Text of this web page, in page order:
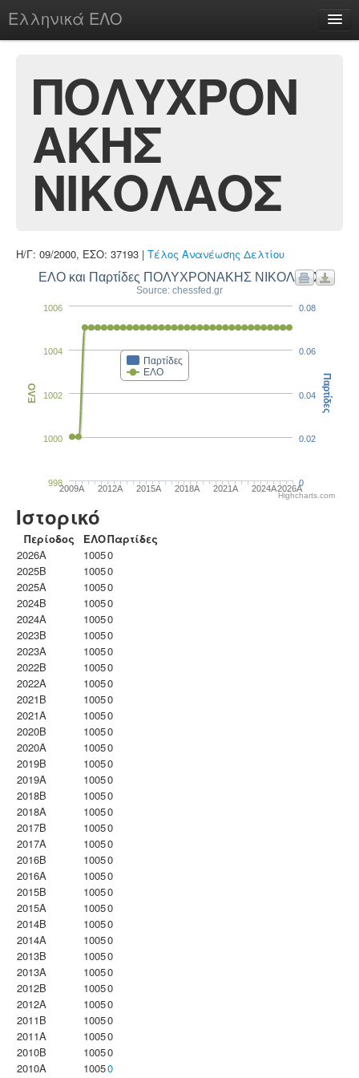
Ελληνικά ΕΛΟ
chesstu.be @ discord
Login
ΠΟΛΥΧΡΟΝ
ΑΚΗΣ
ΝΙΚΟΛΑΟΣ
Η/Γ: 09/2000, ΕΣΟ: 37193 | Τέλος Ανανέωσης Δελτίου
ΕΛΟ και Παρτίδες ΠΟΛΥΧΡΟΝΑΚΗΣ ΝΙΚΟΛΑΟΣ
Source: chessfed.gr
Παρτίδες
ΕΛΟ
2009A 2012A 2015A 2018A 2021A 2024A2026A
1000
1002
1004
1006
998
ΕΛΟ
0
0.02
0.04
0.06
0.08
Παρτίδες
Highcharts.com
Ιστορικό
Περίοδος ΕΛΟΠαρτίδες
2026A
10050
2025B
10050
2025A
10050
2024B
10050
2024A
10050
2023B
10050
2023Α
10050
2022B
10050
2022A
10050
2021B
10050
2021A
10050
2020B
10050
2020A
10050
2019B
10050
2019A
10050
2018B
10050
2018A
10050
2017B
10050
2017A
10050
2016B
10050
2016A
10050
2015B
10050
2015A
10050
2014B
10050
2014A
10050
2013B
10050
2013A
10050
2012B
10050
2012A
10050
2011B
10050
2011A
10050
2010B
10050
2010A
10050